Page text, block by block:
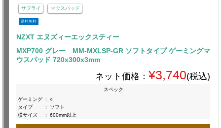
サプライ マウスパッド
送料無料
NZXT エヌズィーエックスティー
MXP700 グレー MM-MXLSP-GR ソフトタイプ ゲーミングマ
ウスパッド 720x300x3mm
ネット価格： ¥3,740(税込)
スペック
ゲーミング :
○
タイプ
:
ソフト
横サイズ
: 600mm以上